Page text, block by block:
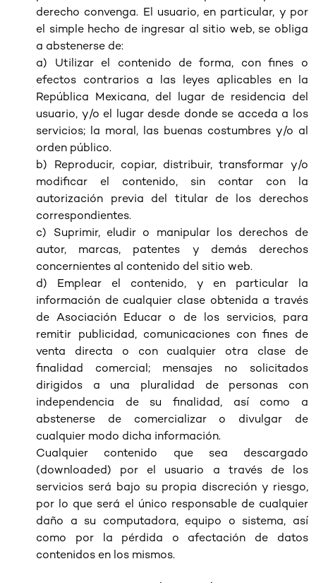
derecho convenga. El usuario, en particular, y por
el simple hecho de ingresar al sitio web, se obliga
a abstenerse de:
a) Utilizar el contenido de forma, con fines o
efectos contrarios a las leyes aplicables en la
República Mexicana, del lugar de residencia del
usuario, y/o el lugar desde donde se acceda a los
servicios; la moral, las buenas costumbres y/o al
orden público.
b) Reproducir, copiar, distribuir, transformar y/o
modificar el contenido, sin contar con la
autorización previa del titular de los derechos
correspondientes.
c) Suprimir, eludir o manipular los derechos de
autor, marcas, patentes y demás derechos
concernientes al contenido del sitio web.
d) Emplear el contenido, y en particular la
información de cualquier clase obtenida a través
de Asociación Educar o de los servicios, para
remitir publicidad, comunicaciones con fines de
venta directa o con cualquier otra clase de
finalidad comercial; mensajes no solicitados
dirigidos a una pluralidad de personas con
independencia de su finalidad, así como a
abstenerse de comercializar o divulgar de
cualquier modo dicha información.
Cualquier contenido que sea descargado
(downloaded) por el usuario a través de los
servicios será bajo su propia discreción y riesgo,
por lo que será el único responsable de cualquier
daño a su computadora, equipo o sistema, así
como por la pérdida o afectación de datos
contenidos en los mismos.